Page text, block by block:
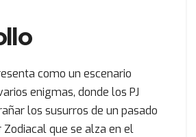
como un escenario
enigmas, donde los PJ
los susurros de un pasado
Zodiacal que se alza en el